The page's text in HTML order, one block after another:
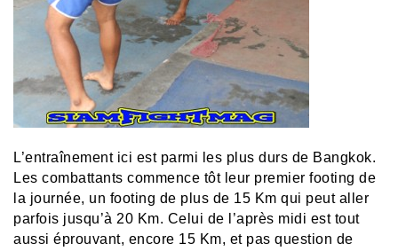
L’entraînement ici est parmi les plus durs de Bangkok.
Les combattants commence tôt leur premier footing de
la journée, un footing de plus de 15 Km qui peut aller
parfois jusqu’à 20 Km. Celui de l’après midi est tout
aussi éprouvant, encore 15 Km, et pas question de